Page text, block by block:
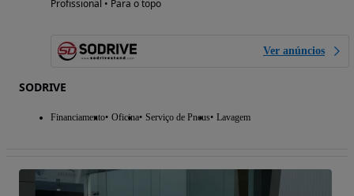
Profissional • Para o topo
Ver anúncios
SODRIVE
Financiamento Oficina Serviço de Pneus Lavagem